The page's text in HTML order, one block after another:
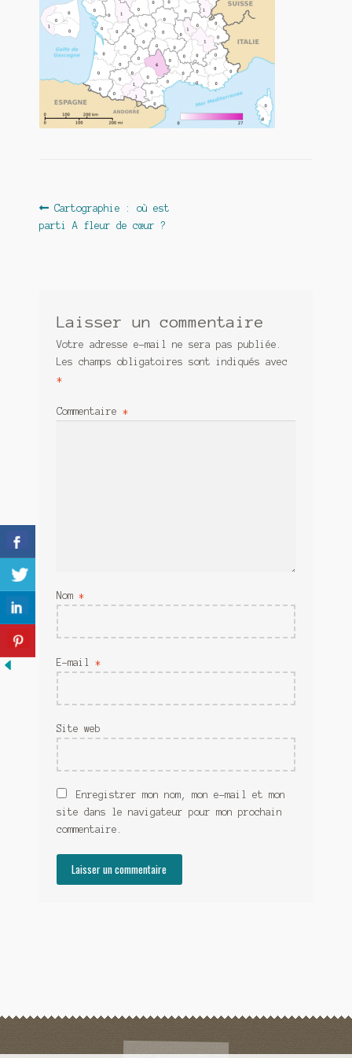
De(s)tracteur réduit au silence
Enlèvement rêvé
Entre père et fils
Les boules du Père Noël
Mes romans
Meurtre en alternance
Sans retour
Sauver ou périr
Une baffe et ça repart
Navigation
de
Article
précédent :
Cartographie : où est
parti A fleur de cœur ?
Laisser un commentaire
Votre adresse e-mail ne sera pas publiée.
Les champs obligatoires sont indiqués avec
*
Commentaire *
Nom *
E-mail *
Site web
Enregistrer mon nom, mon e-mail et mon
site dans le navigateur pour mon prochain
commentaire.